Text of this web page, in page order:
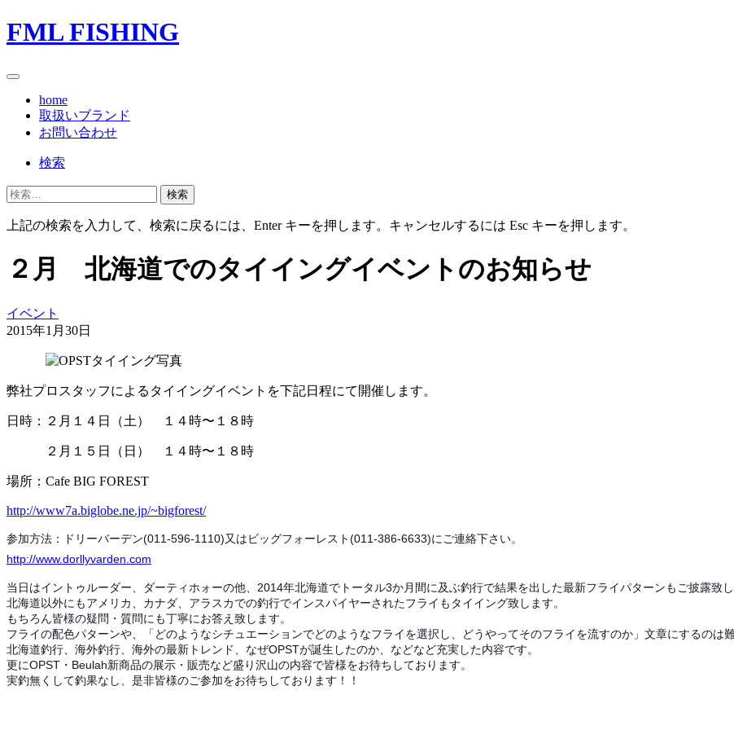
FML FISHING
home
取扱いブランド
お問い合わせ
検索
ソ
ー
シ
ナ
ビ
ー
シ
ョ
検
上記の検索を入力して、検索に戻るには、Enter キーを押します。キャンセルするには Esc キーを押します。
２月 北海道でのタイイングイベントのお知らせ
イベント
2015年1月30日
弊社プロスタッフによるタイイングイベントを下記日程にて開催します。
日時：２月１４日（土） １４時〜１８時
２月１５日（日） １４時〜１８時
場所：Cafe BIG FOREST
http://www7a.biglobe.ne.jp/~bigforest/
参加方法：ドリーバーデン(011-596-1110)又はビッグフォーレスト(011-386-6633)にご連絡下さい。
http://www.dorllyvarden.com
当日はイントゥルーダー、ダーティホォーの他、2014年北海道でトータル3か月間に及ぶ釣行で結果を出した最新フライパターンもご披露致し
北海道以外にもアメリカ、カナダ、アラスカでの釣行でインスパイヤーされたフライもタイイング致します。
もちろん皆様の疑問・質問にも丁寧にお答え致します。
フライの配色パターンや、「どのようなシチュエーションでどのようなフライを選択し、どうやってそのフライを流すのか」文章にするのは
北海道釣行、海外釣行、海外の最新トレンド、なぜOPSTが誕生したのか、などなど充実した内容です。
更にOPST・Beulah新商品の展示・販売など盛り沢山の内容で皆様をお待ちしております。
実釣無くして釣果なし、是非皆様のご参加をお待ちしております！！